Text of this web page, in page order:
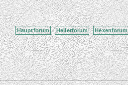
Hauptforum Heilerforum Hexenforum